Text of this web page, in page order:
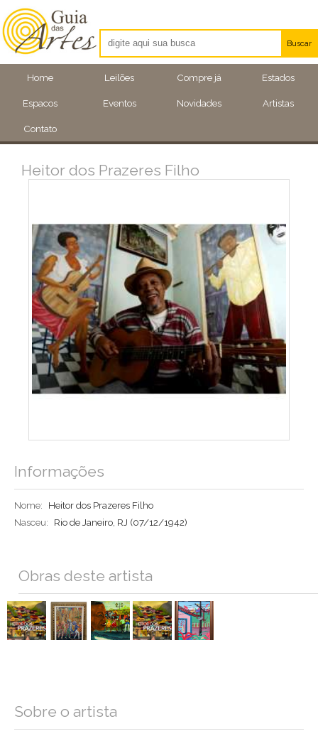
Home Leilões Compre já Estados
Espacos Eventos Novidades Artistas
Contato
Buscar
Artistas
Eventos
Heitor dos Prazeres Filho
Informações
Nome:
Heitor dos Prazeres Filho
Nasceu:
Rio de Janeiro, RJ (07/12/1942)
Obras deste artista
Sobre o artista